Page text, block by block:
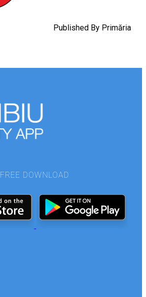
Published By Primăria
FREE DOWNLOAD